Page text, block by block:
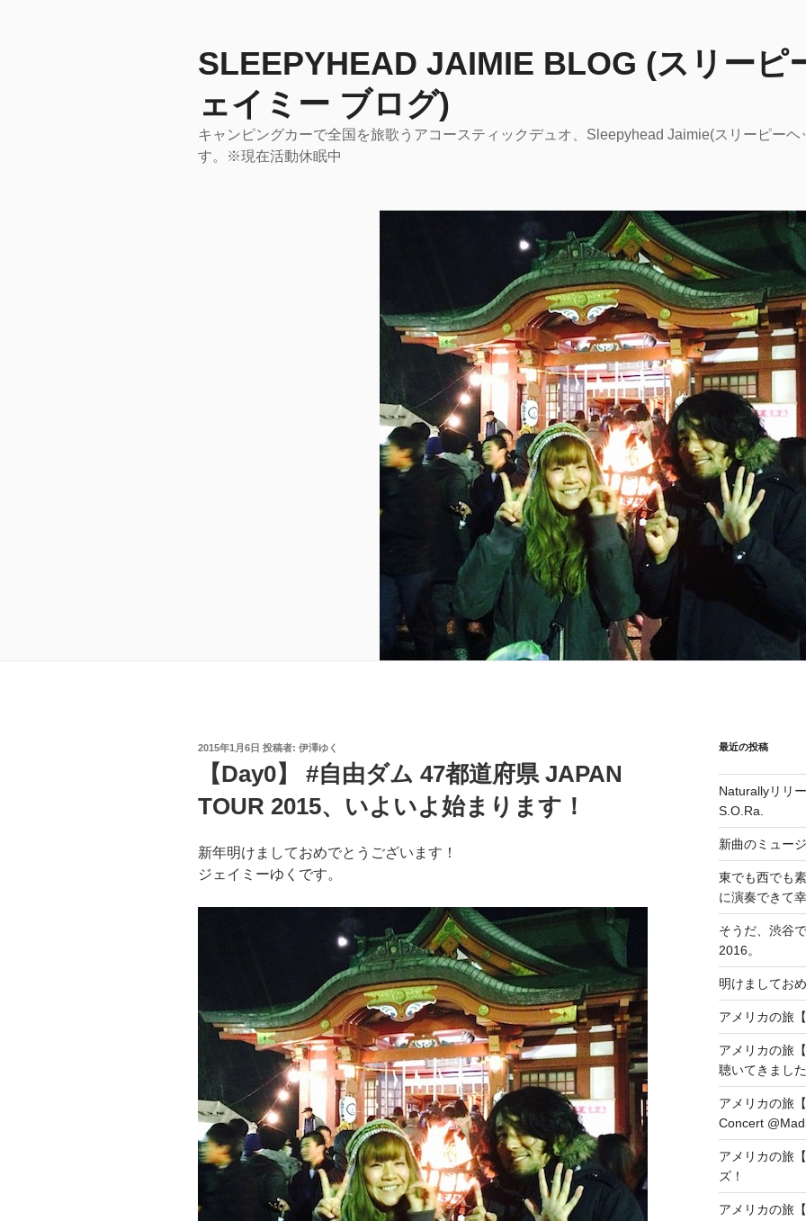
SLEEPYHEAD JAIMIE BLOG (スリーピ
ェイミー ブログ)
キャンピングカーで全国を旅歌うアコースティックデュオ、Sleepyhead Jaimie(スリーピー
す。※現在活動休眠中
投
2015年1月6日 投稿者: 伊澤ゆく
【Day0】 #自由ダム 47都道府県 JAPAN
TOUR 2015、いよいよ始まります！
新年明けましておめでとうございます！
ジェイミーゆくです。
最近の投稿
Naturallyリリ
S.O.Ra.
新曲のミュー
東でも西でも
に演奏できて幸
そうだ、渋谷
2016。
明けましてお
アメリカの旅
アメリカの旅
聴いてきました
アメリカの旅
Concert
アメリカの旅
ズ！
アメリカの旅